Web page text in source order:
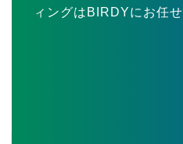
ィングはBIRDYにお任せ